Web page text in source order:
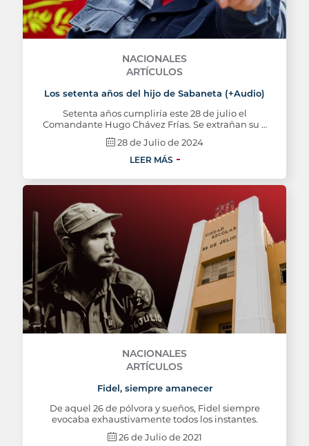
NACIONALES
ARTÍCULOS
Los setenta años del hijo de Sabaneta (+Audio)
Setenta años cumpliría este 28 de julio el
Comandante Hugo Chávez Frías. Se extrañan su …
28 de Julio de 2024
LEER MÁS
NACIONALES
ARTÍCULOS
Fidel, siempre amanecer
De aquel 26 de pólvora y sueños, Fidel siempre
evocaba exhaustivamente todos los instantes.
26 de Julio de 2021